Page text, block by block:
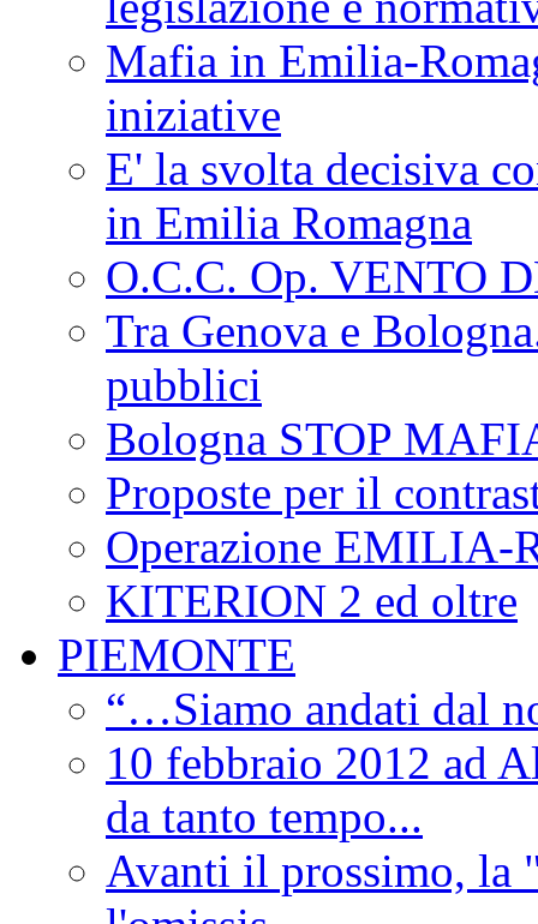
Mafia in Emilia-
iniziative
E' la svolta decisiva
in Emilia Romagna
O.C.C. Op. VENTO
Tra Genova e
pubblici
Bologna STOP
Proposte per il
Operazione EMILIA-
KITERION 2 ed oltre
PIEMONTE
“…Siamo andati dal
10 febbraio 2012 ad
da tanto tempo...
Avanti il prossimo, la